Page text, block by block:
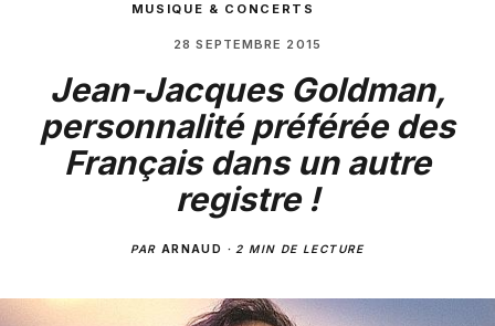
MUSIQUE & CONCERTS
28 SEPTEMBRE 2015
Jean-Jacques Goldman,
personnalité préférée des
Français dans un autre
registre !
PAR ARNAUD · 2 MIN DE LECTURE